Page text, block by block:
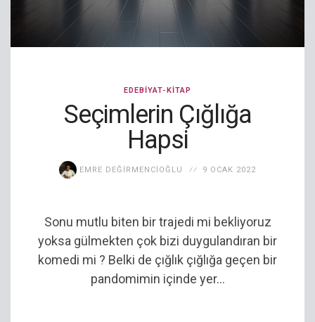
EDEBIYAT-KITAP
Seçimlerin Çığlığa
Hapsi
EMRE DEĞIRMENCIOĞLU 9 OCAK 2022
Sonu mutlu biten bir trajedi mi bekliyoruz
yoksa gülmekten çok bizi duygulandıran bir
komedi mi ? Belki de çığlık çığlığa geçen bir
pandomimin içinde yer...